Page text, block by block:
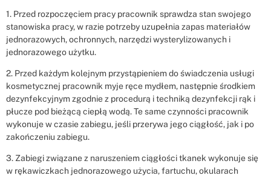
1. Przed rozpoczęciem pracy pracownik sprawdza stan swojego
stanowiska pracy, w razie potrzeby uzupełnia zapas materiałów
jednorazowych, ochronnych, narzędzi wysterylizowanych i
jednorazowego użytku.
2. Przed każdym kolejnym przystąpieniem do świadczenia usługi
kosmetycznej pracownik myje ręce mydłem, następnie środkiem
dezynfekcyjnym zgodnie z procedurą i techniką dezynfekcji rąk i
płucze pod bieżącą ciepłą wodą. Te same czynności pracownik
wykonuje w czasie zabiegu, jeśli przerywa jego ciągłość, jak i po
zakończeniu zabiegu.
3. Zabiegi związane z naruszeniem ciągłości tkanek wykonuje się
w rękawiczkach jednorazowego użycia, fartuchu, okularach